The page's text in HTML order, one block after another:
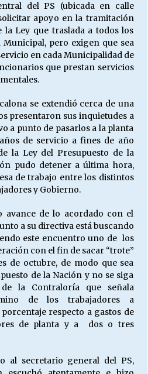
segmentos de la riqueza
del PS (ubicada en calle
apoyo en la tramitación
Ley que traslada a todos los
pero exigen que sea
en cada Municipalidad de
que prestan servicios
se extendió cerca de una
presentaron sus inquietudes a
a punto de pasarlos a la planta
de servicio a fines de año
la Ley del Presupuesto de la
pudo detener a última hora,
de trabajo entre los distintos
y Gobierno.
avance de lo acordado con el
a su directiva está buscando
este encuentro uno de los
con el fin de sacar “trote”
de octubre, de modo que sea
de la Nación y no se siga
la Contraloría que señala
de los trabajadores a
respecto a gastos de
de planta y a
dos o tres
al secretario general del PS,